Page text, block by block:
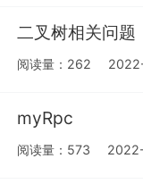
二叉树相关问题
阅读量：262
myRpc
阅读量：573